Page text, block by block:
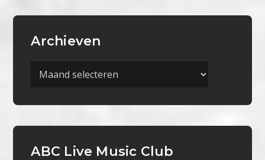
Archieven
Archieven
ABC Live Music Club